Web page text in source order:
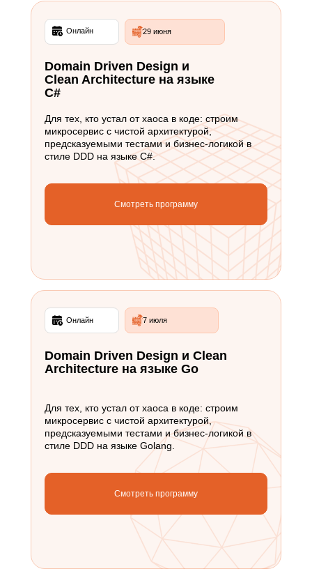
Domain Driven Design и
Clean Architecture на языке
C#
Смотреть программу
Онлайн 29 июня
Для тех, кто устал от хаоса в коде: строим
микросервис с чистой архитектурой,
предсказуемыми тестами и бизнес-логикой в
стиле DDD на языке C#.
Domain Driven Design и Clean
Architecture на языке Go
Смотреть программу
Онлайн 7 июля
Для тех, кто устал от хаоса в коде: строим
микросервис с чистой архитектурой,
предсказуемыми тестами и бизнес-логикой в
стиле DDD на языке Golang.